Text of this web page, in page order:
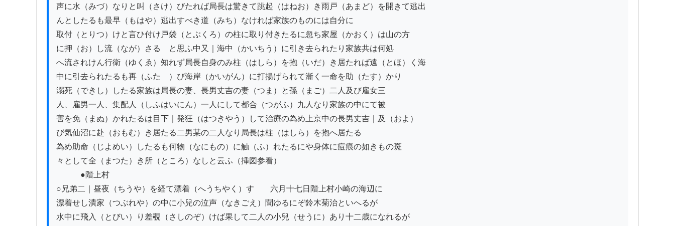
声に水（みづ）なりと叫（さけ）びたれば局長は驚きて跳起（はねお）き雨戸（あまど）を開きて逃出
んとしたるも最早（もはや）逃出すべき道（みち）なければ家族のものには自分に
取付（とりつ）けと言ひ付け戸袋（とぶくろ）の柱に取り付きたるに忽ち家屋（かおく）は山の方
に押（お）し流（なが）さるゝと思ふ中又｜海中（かいちう）に引き去られたり家族共は何処
へ流されけん行衛（ゆくゑ）知れず局長自身のみ柱（はしら）を抱（いだ）き居たれば遠（とほ）く海
中に引去られたるも再（ふたゝ）び海岸（かいがん）に打揚げられて漸く一命を助（たす）かり
溺死（できし）したる家族は局長の妻、長男丈吉の妻（つま）と孫（まご）二人及び雇女三
人、雇男一人、集配人（しふはいにん）一人にして都合（つがふ）九人なり家族の中にて被
害を免（まぬ）かれたるは目下｜発狂（はつきやう）して治療の為め上京中の長男丈吉｜及（およ）
び気仙沼に赴（おもむ）き居たる二男某の二人なり局長は柱（はしら）を抱へ居たる
為め助命（じよめい）したるも何物（なにもの）に触（ふ）れたるにや身体に痘痕の如きもの斑
々として全（まつた）き所（ところ）なしと云ふ（挿図参看）
●階上村
○兄弟二｜昼夜（ちうや）を経て漂着（へうちやく）す　　六月十七日階上村小崎の海辺に
漂着せし潰家（つぶれや）の中に小兒の泣声（なきごえ）聞ゆるにぞ鈴木菊治といへるが
水中に飛入（とびい）り差覗（さしのぞ）けば果して二人の小兒（せうに）あり十二歳になれるが